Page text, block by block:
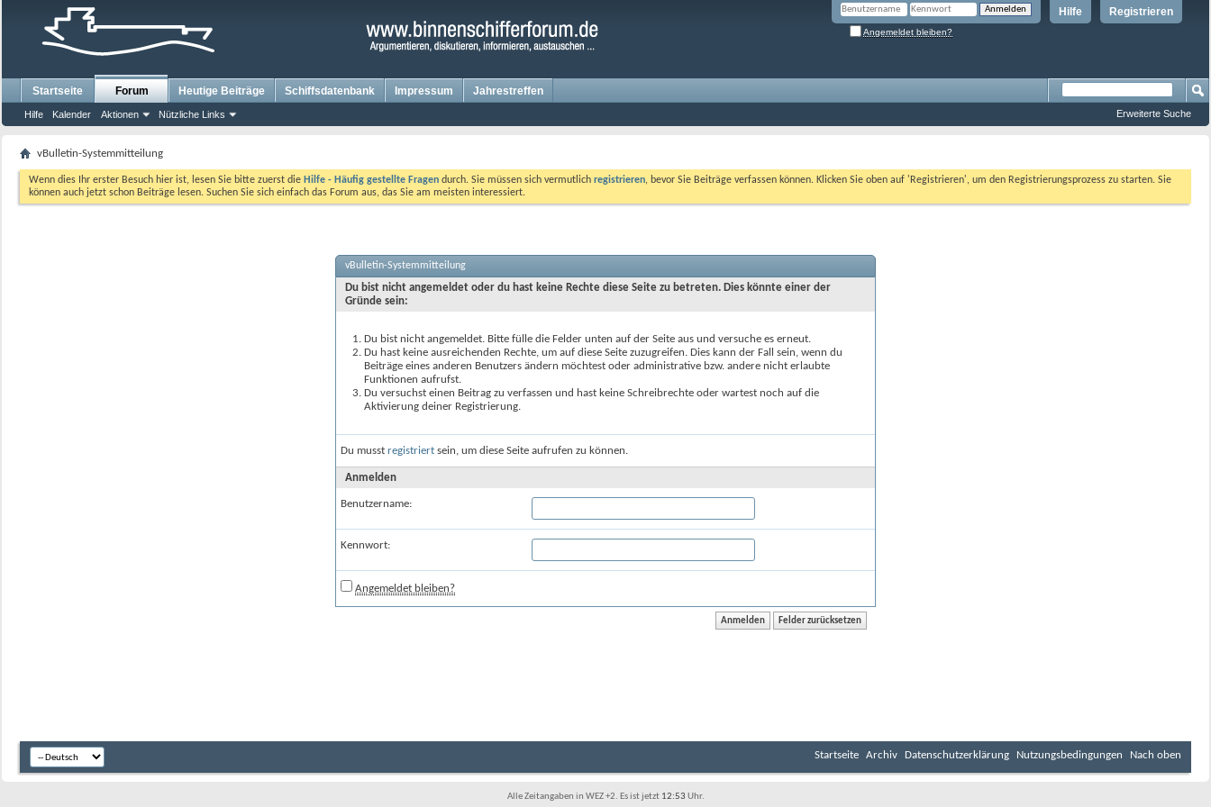
Registrieren
Hilfe
Angemeldet bleiben?
Startseite Forum
Hilfe Kalender Aktionen Nützliche Links
Heutige Beiträge Schiffsdatenbank Impressum Jahrestreffen
Erweiterte Suche
vBulletin-Systemmitteilung
Wenn dies Ihr erster Besuch hier ist, lesen Sie bitte zuerst die Hilfe - Häufig gestellte Fragen durch. Sie müssen sich vermutlich registrieren, bevor Sie Beiträge verfassen können. Klicken Sie oben auf 'Registrieren', um den Registrierungsprozess zu starten. Sie
können auch jetzt schon Beiträge lesen. Suchen Sie sich einfach das Forum aus, das Sie am meisten interessiert.
vBulletin-Systemmitteilung
Du bist nicht angemeldet oder du hast keine Rechte diese Seite zu betreten. Dies könnte einer der
Gründe sein:
Du bist nicht angemeldet. Bitte fülle die Felder unten auf der Seite aus und versuche es erneut.
Du hast keine ausreichenden Rechte, um auf diese Seite zuzugreifen. Dies kann der Fall sein, wenn du
Beiträge eines anderen Benutzers ändern möchtest oder administrative bzw. andere nicht erlaubte
Funktionen aufrufst.
Du versuchst einen Beitrag zu verfassen und hast keine Schreibrechte oder wartest noch auf die
Aktivierung deiner Registrierung.
Du musst registriert sein, um diese Seite aufrufen zu können.
Anmelden
Benutzername:
Kennwort:
Angemeldet bleiben?
Startseite Archiv Datenschutzerklärung Nutzungsbedingungen Nach oben
Alle Zeitangaben in WEZ +2. Es ist jetzt 12:53 Uhr.